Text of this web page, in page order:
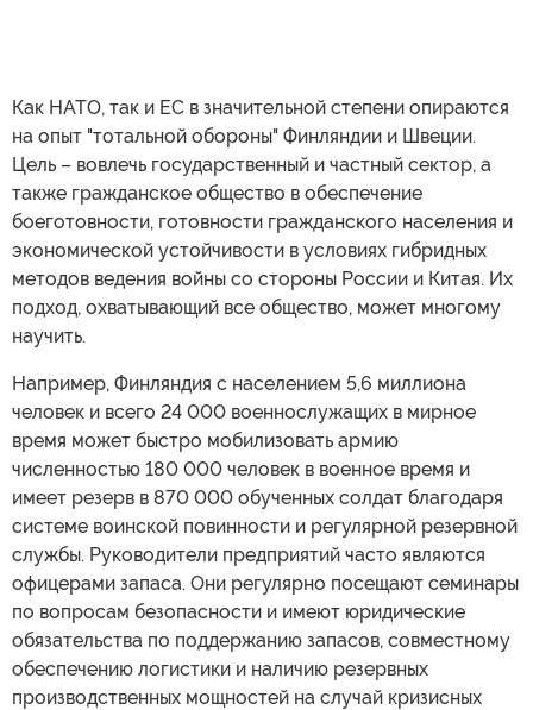
Как НАТО, так и ЕС в значительной степени опираются
на опыт "тотальной обороны" Финляндии и Швеции.
Цель – вовлечь государственный и частный сектор, а
также гражданское общество в обеспечение
боеготовности, готовности гражданского населения и
экономической устойчивости в условиях гибридных
методов ведения войны со стороны России и Китая. Их
подход, охватывающий все общество, может многому
научить.
Например, Финляндия с населением 5,6 миллиона
человек и всего 24 000 военнослужащих в мирное
время может быстро мобилизовать армию
численностью 180 000 человек в военное время и
имеет резерв в 870 000 обученных солдат благодаря
системе воинской повинности и регулярной резервной
службы. Руководители предприятий часто являются
офицерами запаса. Они регулярно посещают семинары
по вопросам безопасности и имеют юридические
обязательства по поддержанию запасов, совместному
обеспечению логистики и наличию резервных
производственных мощностей на случай кризисных